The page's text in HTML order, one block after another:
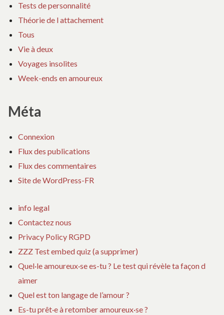
Tests de personnalité
Théorie de l attachement
Tous
Vie à deux
Voyages insolites
Week-ends en amoureux
Méta
Connexion
Flux des publications
Flux des commentaires
Site de WordPress-FR
info legal
Contactez nous
Privacy Policy RGPD
ZZZ Test embed quiz (a supprimer)
Quel·le amoureux·se es-tu ? Le test qui révèle ta façon d
aimer
Quel est ton langage de l’amour ?
Es-tu prêt·e à retomber amoureux·se ?